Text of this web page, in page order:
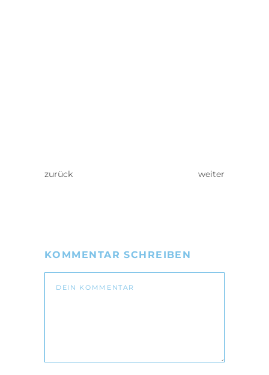
zurück weiter
KOMMENTAR SCHREIBEN